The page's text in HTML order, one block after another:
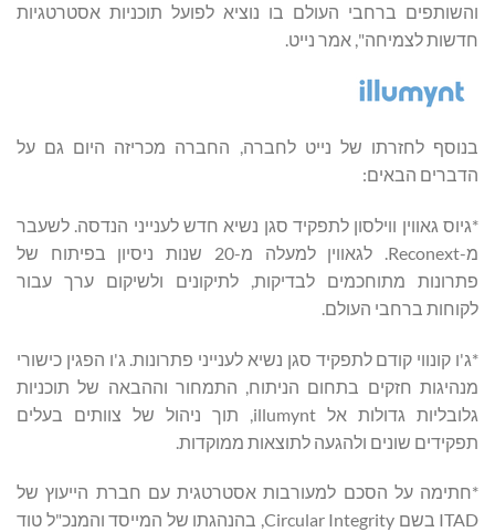
והשותפים ברחבי העולם בו נוציא לפועל תוכניות אסטרטגיות
חדשות לצמיחה", אמר נייט.
בנוסף לחזרתו של נייט לחברה, החברה מכריזה היום גם על
הדברים הבאים:
*גיוס גאווין ווילסון לתפקיד סגן נשיא חדש לענייני הנדסה. לשעבר
מ-Reconext. לגאווין למעלה מ-20 שנות ניסיון בפיתוח של
פתרונות מתוחכמים לבדיקות, לתיקונים ולשיקום ערך עבור
לקוחות ברחבי העולם.
*ג'ו קונווי קודם לתפקיד סגן נשיא לענייני פתרונות. ג'ו הפגין כישורי
מנהיגות חזקים בתחום הניתוח, התמחור וההבאה של תוכניות
גלובליות גדולות אל illumynt, תוך ניהול של צוותים בעלים
תפקידים שונים ולהגעה לתוצאות ממוקדות.
*חתימה על הסכם למעורבות אסטרטגית עם חברת הייעוץ של
ITAD בשם Circular Integrity, בהנהגתו של המייסד והמנכ"ל טוד